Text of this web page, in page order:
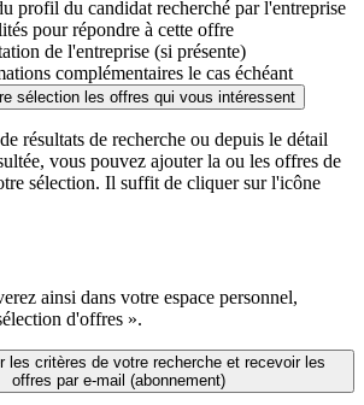
profil du candidat recherché par l'entreprise
pour répondre à cette offre
de l'entreprise (si présente)
complémentaires le cas échéant
sélection les offres qui vous intéressent
résultats de recherche ou depuis le détail
vous pouvez ajouter la ou les offres de
sélection. Il suffit de cliquer sur l'icône
ainsi dans votre espace personnel,
d'offres ».
les critères de votre recherche et recevoir les
offres par e-mail (abonnement)